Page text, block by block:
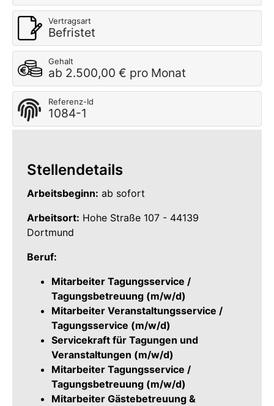
Vertragsart
Befristet
Gehalt
ab 2.500,00 € pro Monat
Referenz-Id
1084-1
Stellendetails
Arbeitsbeginn: ab sofort
Arbeitsort: Hohe Straße 107 - 44139
Dortmund
Beruf:
Mitarbeiter Tagungsservice /
Tagungsbetreuung (m/w/d)
Mitarbeiter Veranstaltungsservice /
Tagungsservice (m/w/d)
Servicekraft für Tagungen und
Veranstaltungen (m/w/d)
Mitarbeiter Tagungsservice /
Tagungsbetreuung (m/w/d)
Mitarbeiter Gästebetreuung &